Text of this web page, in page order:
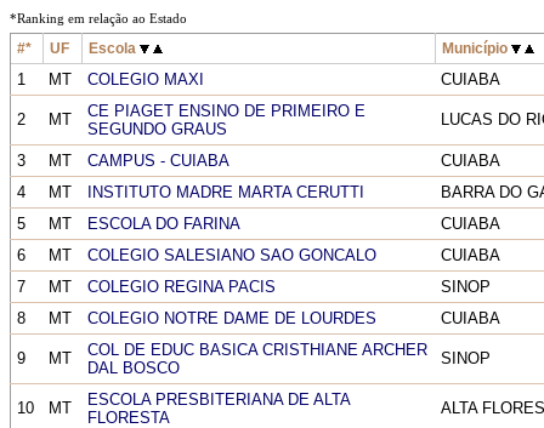
*Ranking em relação ao Estado
#* UF Escola Município
1 MT COLEGIO MAXI CUIABA
2 MT
CE PIAGET ENSINO DE PRIMEIRO E
SEGUNDO GRAUS
LUCAS DO
3 MT CAMPUS - CUIABA
CUIABA
4
MT INSTITUTO MADRE MARTA CERUTTI
BARRA DO
5
MT ESCOLA DO FARINA
CUIABA
6
MT COLEGIO SALESIANO SAO GONCALO
CUIABA
7
MT COLEGIO REGINA PACIS
SINOP
8
MT COLEGIO NOTRE DAME DE LOURDES CUIABA
9 MT
COL DE EDUC BASICA CRISTHIANE ARCHER
DAL BOSCO
SINOP
10 MT
ESCOLA PRESBITERIANA DE ALTA
FLORESTA
ALTA